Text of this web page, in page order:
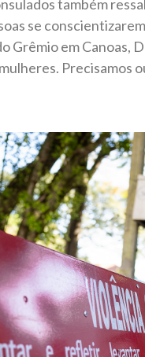
também
se
Grêmio em Canoas,
Precisamos